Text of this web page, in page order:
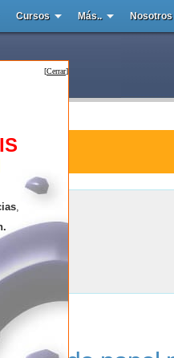
Cursos Más.. Nosotros
búsqueda .
[Cerrar]
,